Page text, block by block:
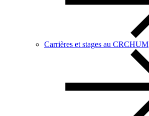
Carrières et stages au CRCHUM